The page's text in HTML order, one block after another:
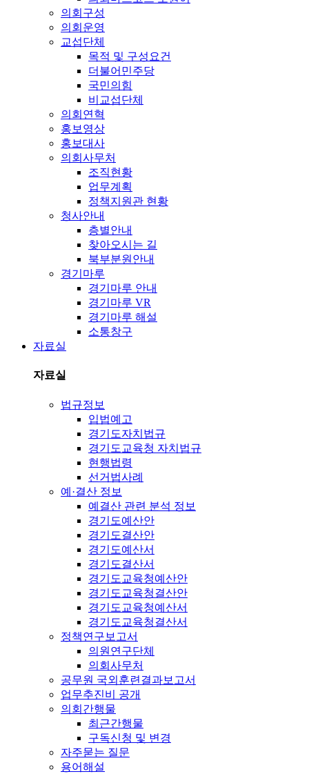
의회구성
의회운영
교섭단체
목적 및 구성요건
더불어민주당
국민의힘
비교섭단체
의회연혁
홍보영상
홍보대사
의회사무처
조직현황
업무계획
정책지원관 현황
청사안내
층별안내
찾아오시는 길
북부분원안내
경기마루
경기마루 안내
경기마루 VR
경기마루 해설
소통창구
자료실
자료실
법규정보
입법예고
경기도자치법규
경기도교육청 자치법규
현행법령
선거법사례
예·결산 정보
예결산 관련 분석 정보
경기도예산안
경기도결산안
경기도예산서
경기도결산서
경기도교육청예산안
경기도교육청결산안
경기도교육청예산서
경기도교육청결산서
정책연구보고서
의원연구단체
의회사무처
공무원 국외훈련결과보고서
업무추진비 공개
의회간행물
최근간행물
구독신청 및 변경
자주묻는 질문
용어해설